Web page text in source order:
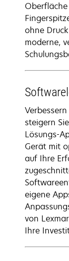
ohne
moderne,
steigern
Lösungs-
Gerät mit
auf Ihre
eigene
von
Ihre